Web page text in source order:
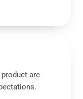
are